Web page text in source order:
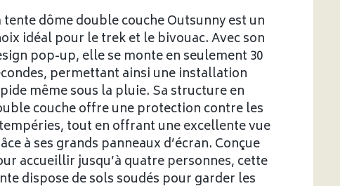
tente dôme double couche Outsunny est un
idéal pour le trek et le bivouac. Avec son
pop-up, elle se monte en seulement 30
permettant ainsi une installation
même sous la pluie. Sa structure en
couche offre une protection contre les
tout en offrant une excellente vue
à ses grands panneaux d’écran. Conçue
accueillir jusqu’à quatre personnes, cette
dispose de sols soudés pour garder les